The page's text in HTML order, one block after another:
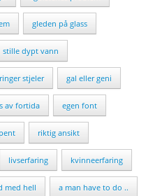
gleden på glass
stille dypt vann
stjeler gal eller geni
av fortida egen font
riktig ansikt
livserfaring kvinneerfaring
med hell a man have to do ..